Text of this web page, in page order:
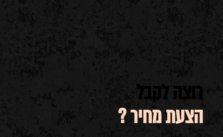
רוצה לקבל
הצעת מחיר ?